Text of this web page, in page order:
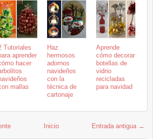
Tutoriales
aprender
hacer
mallas
Haz
hermosos
adornos
navideños
con la
técnica de
cartonaje
Aprende
cómo decorar
botellas de
vidrio
recicladas
para navidad
Entrada antigua →
Inicio